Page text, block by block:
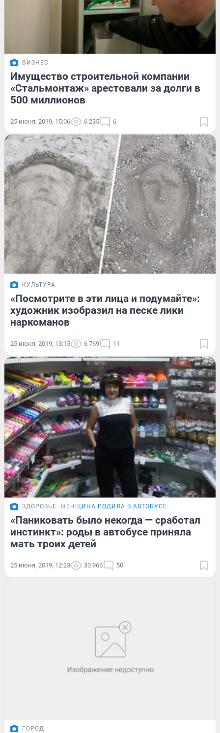
БИЗНЕС
Имущество строительной компании
«Стальмонтаж» арестовали за долги в
500 миллионов
25 июня, 2019, 15:06 6 235 6
КУЛЬТУРА
«Посмотрите в эти лица и подумайте»:
художник изобразил на песке лики
наркоманов
25 июня, 2019, 13:15 6 769 11
ЗДОРОВЬЕ ЖЕНЩИНА РОДИЛА В АВТОБУСЕ
«Паниковать было некогда — сработал
инстинкт»: роды в автобусе приняла
мать троих детей
25 июня, 2019, 12:23 30 966 50
ГОРОД